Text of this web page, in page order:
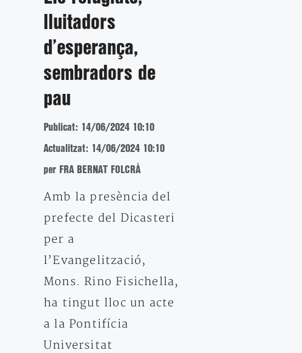
lluitadors
d’esperança,
sembradors de
pau
Publicat: 14/06/2024 10:10
Actualitzat: 14/06/2024 10:10
per FRA BERNAT FOLCRÀ
Amb la presència del
prefecte del Dicasteri
per a
l’Evangelització,
Mons. Rino Fisichella,
ha tingut lloc un acte
a la Pontifícia
Universitat